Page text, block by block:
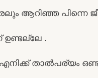
ആറിഞ്ഞ പിന്നെ
ഉണ്ടല്ലേ .
താൽപര്യം